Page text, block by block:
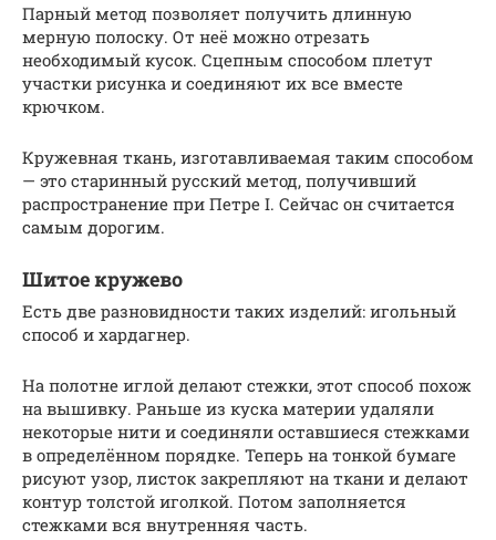
Парный метод позволяет получить длинную
мерную полоску. От неё можно отрезать
необходимый кусок. Сцепным способом плетут
участки рисунка и соединяют их все вместе
крючком.
Кружевная ткань, изготавливаемая таким способом
— это старинный русский метод, получивший
распространение при Петре I. Сейчас он считается
самым дорогим.
Шитое кружево
Есть две разновидности таких изделий: игольный
способ и хардагнер.
На полотне иглой делают стежки, этот способ похож
на вышивку. Раньше из куска материи удаляли
некоторые нити и соединяли оставшиеся стежками
в определённом порядке. Теперь на тонкой бумаге
рисуют узор, листок закрепляют на ткани и делают
контур толстой иголкой. Потом заполняется
стежками вся внутренняя часть.